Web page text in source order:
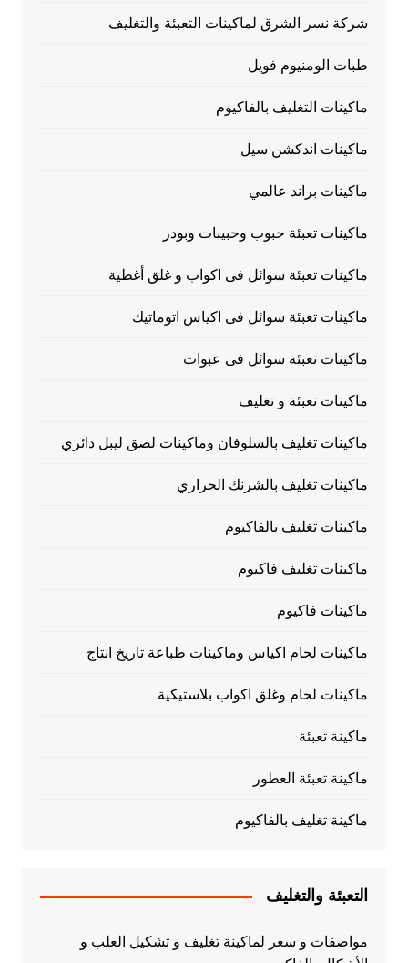
شركة نسر الشرق لماكينات التعبئة والتغليف
طبات الومنيوم فويل
ماكينات التغليف بالفاكيوم
ماكينات اندكشن سيل
ماكينات براند عالمي
ماكينات تعبئة حبوب وحبيبات وبودر
ماكينات تعبئة سوائل فى اكواب و غلق أغطية
ماكينات تعبئة سوائل فى اكياس اتوماتيك
ماكينات تعبئة سوائل فى عبوات
ماكينات تعبئة و تغليف
ماكينات تغليف بالسلوفان وماكينات لصق ليبل دائري
ماكينات تغليف بالشرنك الحراري
ماكينات تغليف بالفاكيوم
ماكينات تغليف فاكيوم
ماكينات فاكيوم
ماكينات لحام اكياس وماكينات طباعة تاريخ انتاج
ماكينات لحام وغلق اكواب بلاستيكية
ماكينة تعبئة
ماكينة تعبئة العطور
ماكينة تغليف بالفاكيوم
التعبئة والتغليف
مواصفات و سعر لماكينة تغليف و تشكيل العلب و